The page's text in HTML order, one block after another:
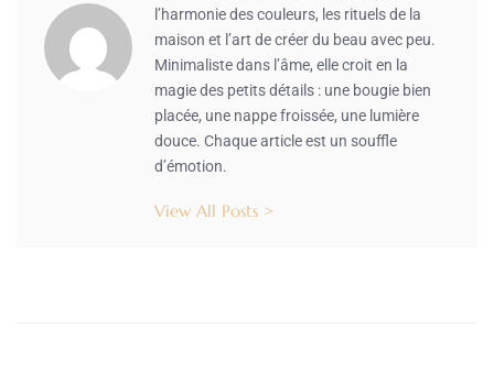
l’harmonie des couleurs, les rituels de la
maison et l’art de créer du beau avec peu.
Minimaliste dans l’âme, elle croit en la
magie des petits détails : une bougie bien
placée, une nappe froissée, une lumière
douce. Chaque article est un souffle
d’émotion.
View All Posts >